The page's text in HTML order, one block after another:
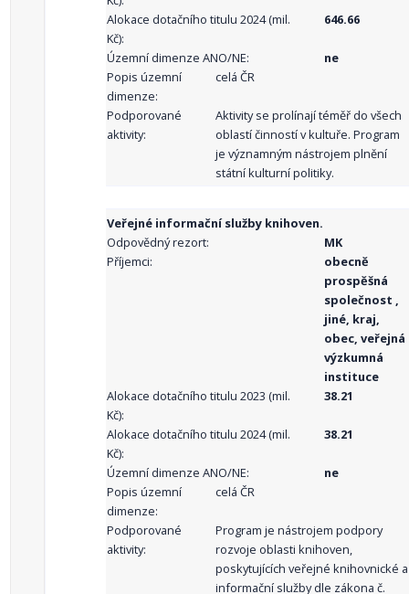
Alokace dotačního titulu 2024 (mil.
Kč):
646.66
Územní dimenze ANO/NE:
ne
Popis územní
dimenze:
celá ČR
Podporované
aktivity:
Aktivity se prolínají téměř do všech
oblastí činností v kultuře. Program
je významným nástrojem plnění
státní kulturní politiky.
Veřejné informační služby knihoven.
Odpovědný rezort:
MK
Příjemci:
obecně
prospěšná
společnost ,
jiné, kraj,
obec, veřejná
výzkumná
instituce
Alokace dotačního titulu 2023 (mil.
Kč):
38.21
Alokace dotačního titulu 2024 (mil.
Kč):
38.21
Územní dimenze ANO/NE:
ne
Popis územní
dimenze:
celá ČR
Podporované
aktivity:
Program je nástrojem podpory
rozvoje oblasti knihoven,
poskytujících veřejné knihovnické a
informační služby dle zákona č.